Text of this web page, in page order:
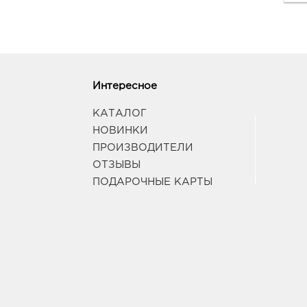
Интересное
КАТАЛОГ
НОВИНКИ
ПРОИЗВОДИТЕЛИ
ОТЗЫВЫ
ПОДАРОЧНЫЕ КАРТЫ